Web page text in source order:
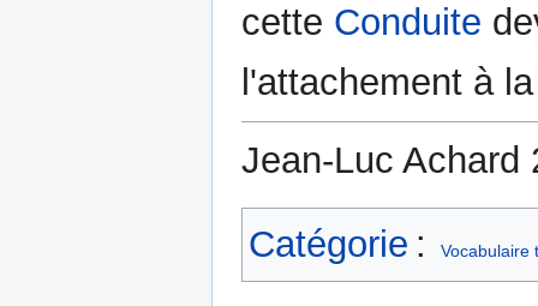
cette Conduite
l'attachement à
Jean-Luc Achard
Catégorie : Vocabulaire